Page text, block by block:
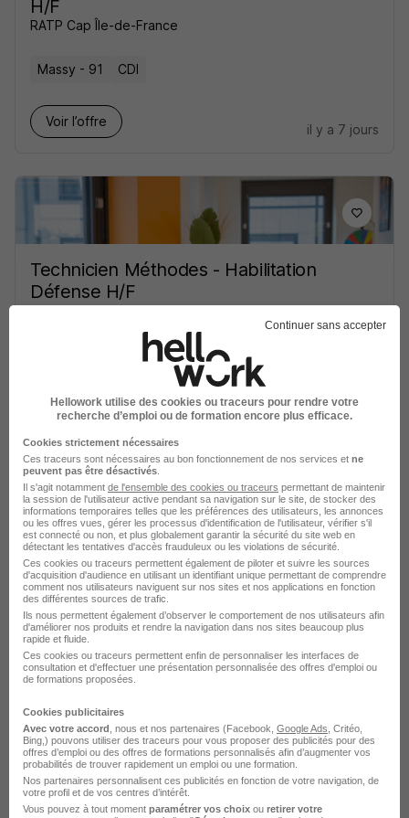
H/F
RATP Cap Île-de-France
Massy - 91 CDI
Voir l’offre
il y a 7 jours
Technicien Méthodes - Habilitation
Défense H/F
BlueDocker
CDI 25 000 - 30 000 € / an
Voir l’offre
il y a 7 jours
Chargé Méthodes et Process en
Alternance H/F
Carrefour Hypermarches
Massy - 91
Continuer sans accepter
Hellowork utilise des cookies ou traceurs pour rendre votre
recherche d’emploi ou de formation encore plus efficace.
Cookies strictement nécessaires
Ces traceurs sont nécessaires au bon fonctionnement de nos services et ne
peuvent pas être désactivés
Il s'agit notamment de l'ensemble des cookies ou traceurs permettant de maintenir
la session de l'utilisateur active pendant sa navigation sur le site, de stocker des
informations temporaires telles que les préférences des utilisateurs, les annonces
ou les offres vues, gérer les processus d'identification de l'utilisateur, vérifier s'il
est connecté ou non, et plus globalement garantir la sécurité du site web en
détectant les tentatives d'accès frauduleux ou les violations de sécurité.
Ces cookies ou traceurs permettent également de piloter et suivre les sources
d'acquisition d'audience en utilisant un identifiant unique permettant de comprendre
comment nos utilisateurs naviguent sur nos sites et nos applications en fonction
des différentes sources de trafic.
Ils nous permettent également d’observer le comportement de nos utilisateurs afin
d'améliorer nos produits et rendre la navigation dans nos sites beaucoup plus
rapide et fluide.
Ces cookies ou traceurs permettent enfin de personnaliser les interfaces de
consultation et d'effectuer une présentation personnalisée des offres d'emploi ou
de formations proposées.
Cookies publicitaires
Avec votre accord , nous et nos partenaires (Facebook, Google Ads , Critéo,
Bing,) pouvons utiliser des traceurs pour vous proposer des publicités pour des
offres d’emploi ou des offres de formations personnalisés afin d’augmenter vos
probabilités de trouver rapidement un emploi ou une formation.
Nos partenaires personnalisent ces publicités en fonction de votre navigation, de
votre profil et de vos centres d’intérêt.
Vous pouvez à tout moment paramétrer vos choix ou retirer votre